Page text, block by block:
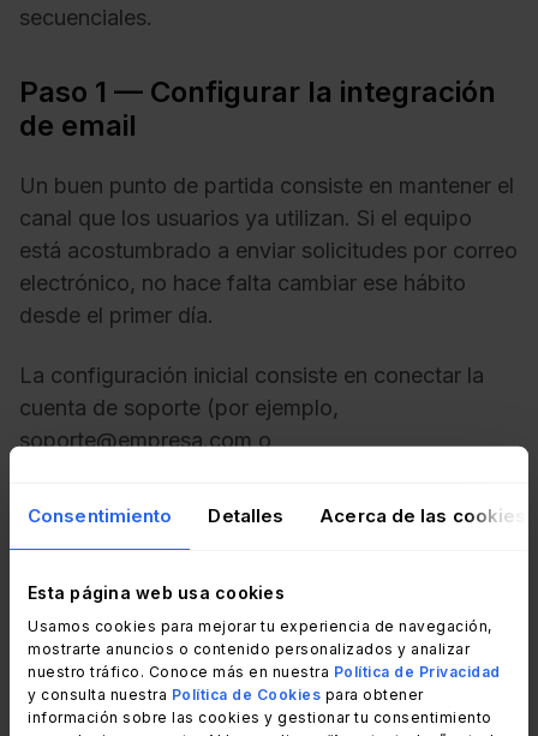
Consentimiento Detalles Acerca de las cookies
Esta página web usa cookies
Usamos cookies para mejorar tu experiencia de navegación,
mostrarte anuncios o contenido personalizados y analizar
nuestro tráfico. Conoce más en nuestra Política de Privacidad
y consulta nuestra Política de Cookies para obtener
información sobre las cookies y gestionar tu consentimiento
secuenciales.
Paso 1 — Configurar la integración
de email
Un buen punto de partida consiste en mantener el
canal que los usuarios ya utilizan. Si el equipo
está acostumbrado a enviar solicitudes por correo
electrónico, no hace falta cambiar ese hábito
desde el primer día.
La configuración inicial consiste en conectar la
cuenta de soporte (por ejemplo,
soporte@empresa.como
Management para que cada correo entrante se
A partir de ese momento, los agentes pueden
gestionar las solicitudes desde una plataforma
centralizada, con acceso a funciones como
asignación de tickets, prioridades, estados, SLA,